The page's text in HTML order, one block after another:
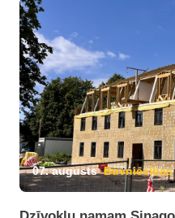
07. augusts